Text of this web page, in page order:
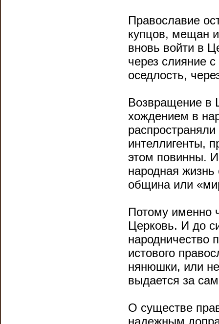
Православие
купцов, мещан
вновь войти в
через слияние
оседлость,
Возвращение в
хождением в
интелли­генты,
этом повинны.
народная жизнь
община или
Потому именно
Церковь. И до
народничество
истового
нянюшки, или
выдается за
О существе
надежным